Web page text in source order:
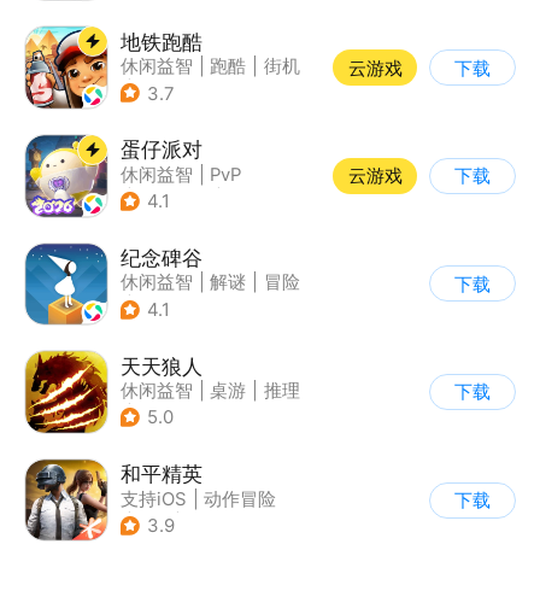
地铁跑酷
休闲益智 跑酷
街机
| 创梦天地
3.7
云游戏 下载
蛋仔派对
休闲益智
PvP
| 派对游戏
4.1
云游戏 下载
纪念碑谷
休闲益智 解谜
冒险
| 治愈
4.1
下载
天天狼人
休闲益智 桌游
推理
| 狼人杀
5.0
下载
和平精英
支持iOS
动作冒险
| PvP
3.9
下载